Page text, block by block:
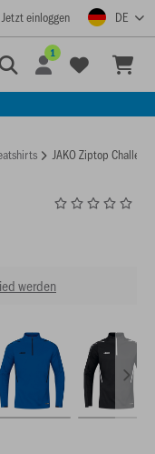
Jetzt einloggen DE
1
JAKO Ziptop Challenge
werden